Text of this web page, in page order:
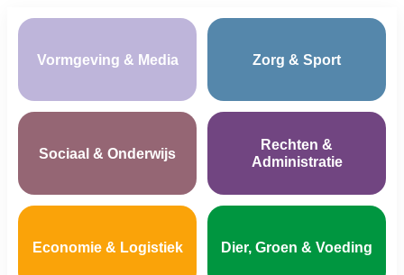
Vormgeving & Media Zorg & Sport
Sociaal & Onderwijs
Rechten &
Administratie
Economie & Logistiek Dier, Groen & Voeding